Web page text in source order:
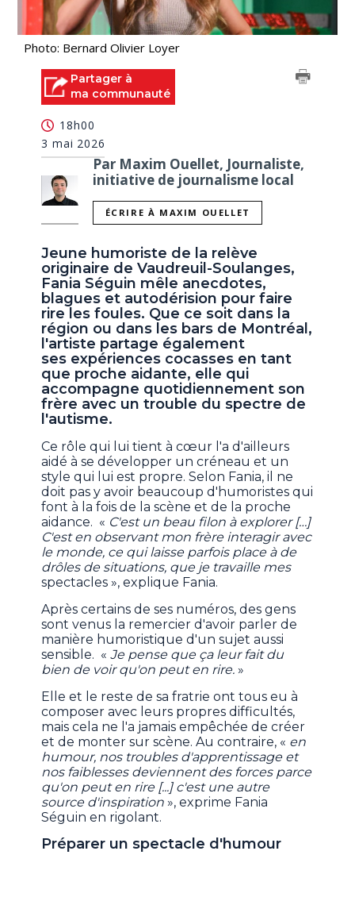
Photo: Bernard Olivier Loyer
Partager à
ma communauté
18h00
3 mai 2026
Par Maxim Ouellet, Journaliste,
initiative de journalisme local
ÉCRIRE À MAXIM OUELLET
Jeune humoriste de la relève
originaire de Vaudreuil-Soulanges,
Fania Séguin mêle anecdotes,
blagues et autodérision pour faire
rire les foules. Que ce soit dans la
région ou dans les bars de Montréal,
l'artiste partage également
ses expériences cocasses en tant
que proche aidante, elle qui
accompagne quotidiennement son
frère avec un trouble du spectre de
l'autisme.
Ce rôle qui lui tient à cœur l'a d'ailleurs
aidé à se développer un créneau et un
style qui lui est propre. Selon Fania, il ne
doit pas y avoir beaucoup d'humoristes qui
font à la fois de la scène et de la proche
aidance. « C'est un beau filon à explorer […]
C'est en observant mon frère interagir avec
le monde, ce qui laisse parfois place à de
drôles de situations, que je travaille mes
spectacles », explique Fania.
Après certains de ses numéros, des gens
sont venus la remercier d'avoir parler de
manière humoristique d'un sujet aussi
sensible. «Je pense que ça leur fait du
bien de voir qu'on peut en rire. »
Elle et le reste de sa fratrie ont tous eu à
composer avec leurs propres difficultés,
mais cela ne l'a jamais empêchée de créer
et de monter sur scène. Au contraire, « en
humour, nos troubles d'apprentissage et
nos faiblesses deviennent des forces parce
qu'on peut en rire [...] c'est une autre
source d'inspiration », exprime Fania
Séguin en rigolant.
Préparer un spectacle d'humour